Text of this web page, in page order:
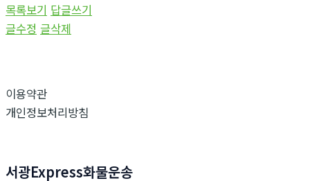
목록보기 답글쓰기
글수정 글삭제
이용약관
개인정보처리방침
서광Express화물운송